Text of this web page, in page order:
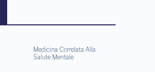
Medicina Correlata Alla
Salute Mentale